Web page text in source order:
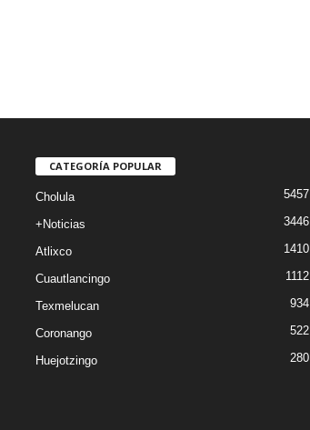
CATEGORÍA POPULAR
Cholula 5457
+Noticias 3446
Atlixco 1410
Cuautlancingo 1112
Texmelucan 934
Coronango 522
Huejotzingo 280